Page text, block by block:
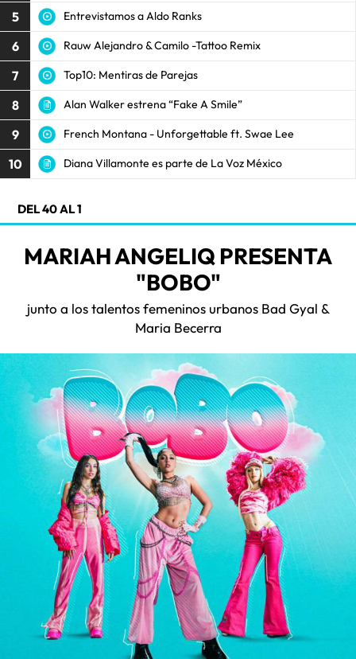
5 Entrevistamos a Aldo Ranks
6 Rauw Alejandro & Camilo -Tattoo Remix
7 Top10: Mentiras de Parejas
8 Alan Walker estrena “Fake A Smile”
9 French Montana - Unforgettable ft. Swae Lee
10 Diana Villamonte es parte de La Voz México
DEL 40 AL 1
MARIAH ANGELIQ PRESENTA
"BOBO"
junto a los talentos femeninos urbanos Bad Gyal &
Maria Becerra